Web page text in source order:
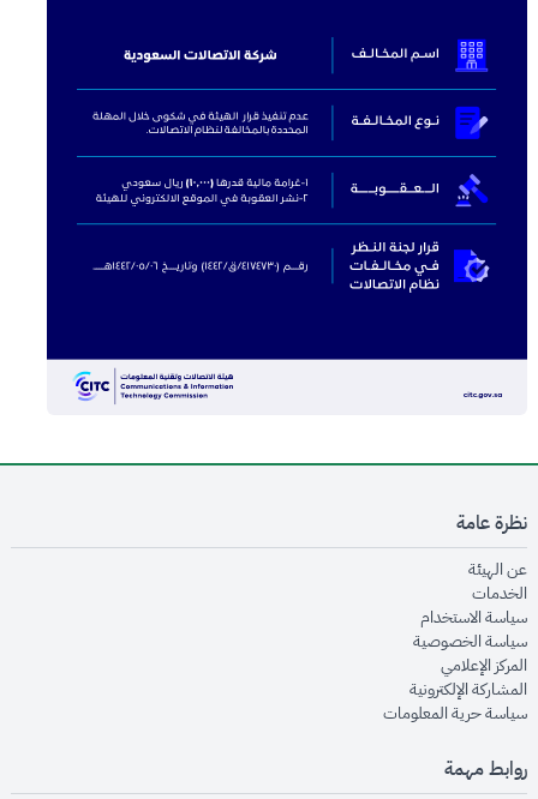
نظرة عامة
عن الهيئةopens in new window
الخدماتopens in new window
سياسة الاستخدام
سياسة الخصوصيةopens in new window
المركز الإعلاميopens in new window
المشاركة الإلكترونيةopens in new window
سياسة حرية المعلوماتopens in new window
روابط مهمة